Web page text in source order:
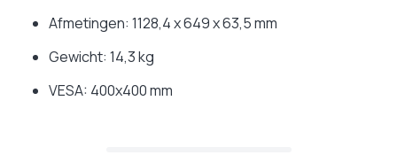
Afmetingen: 1128,4 x 649 x 63,5 mm
Gewicht: 14,3 kg
VESA: 400x400 mm